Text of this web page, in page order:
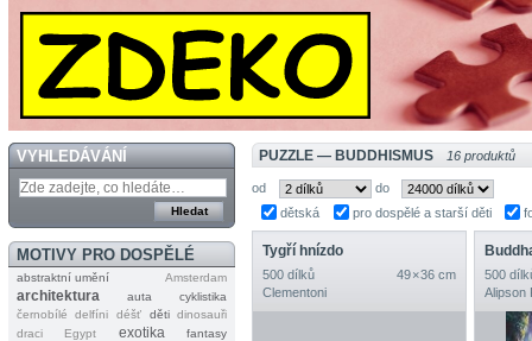
VYHLEDÁVÁNÍ
MOTIVY PRO DOSPĚLÉ
abstraktní umění Amsterdam
architektura auta
cyklistika
černobílé
delfíni déšť děti dinosauři
draci
Egypt exotika
fantasy
PUZZLE — BUDDHISMUS 16 produktů
od
do
dětská
pro dospělé a starší děti
Tygří hnízdo
500 dílků
49 × 36 cm
Clementoni
500
Alipson